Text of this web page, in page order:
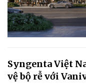
Syngenta Việt
vệ bộ rễ với